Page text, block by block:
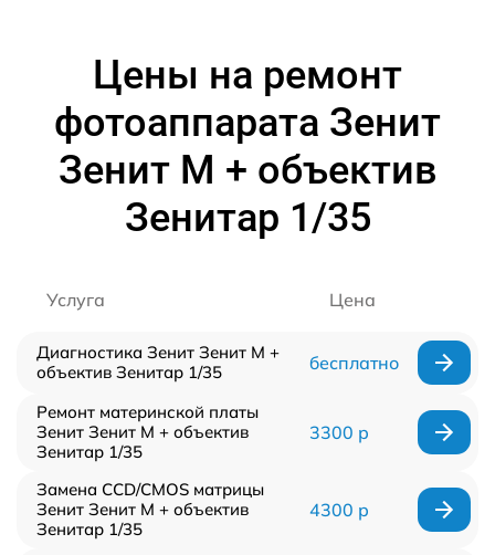
Цены на ремонт
фотоаппарата Зенит
Зенит М + объектив
Зенитар 1/35
Услуга Цена
Диагностика Зенит Зенит М +
объектив Зенитар 1/35
бесплатно
Ремонт материнской платы
Зенит Зенит М + объектив
Зенитар 1/35
3300 р
Замена CCD/CMOS матрицы
Зенит Зенит М + объектив
Зенитар 1/35
4300 р